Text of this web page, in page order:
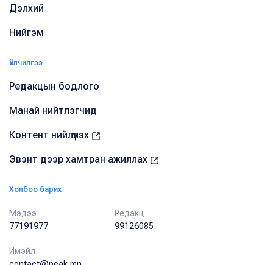
Дэлхий
Нийгэм
Үйлчилгээ
Редакцын бодлого
Манай нийтлэгчид
Контент нийлүүлэх
Эвэнт дээр хамтран ажиллах
Холбоо барих
Мэдээ
77191977
Редакц
99126085
Имэйл